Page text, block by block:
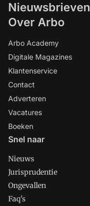
Nieuwsbrieven
Over Arbo
Arbo Academy
Digitale Magazines
Klantenservice
Contact
Adverteren
Vacatures
Boeken
Snel naar
Nieuws
Jurisprudentie
Ongevallen
Faq's